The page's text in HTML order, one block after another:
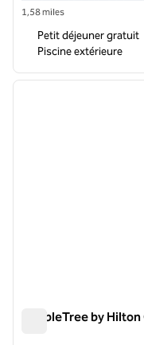
1,58 miles
Petit déjeuner gratuit
Piscine extérieure
1 sur 12
DoubleTree by